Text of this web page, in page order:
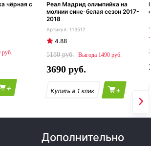
чёрная с
+
Реал Мадрид олимпийка на
молнии сине-белая сезон 2017-
2018
113517
4.88
5180
1490
3690
+
Дополнительно